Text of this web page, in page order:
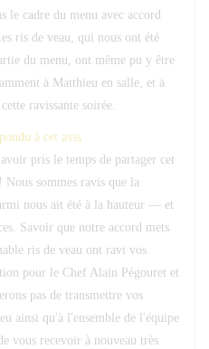
le cadre du menu avec accord
ris de veau, qui nous ont été
du menu, ont même pu y être
à Matthieu en salle, et à
ravissante soirée.
à cet avis
pris le temps de partager cet
Nous sommes ravis que la
nous ait été à la hauteur — et
Savoir que notre accord mets
ris de veau ont ravi vos
pour le Chef Alain Pégouret et
pas de transmettre vos
ainsi qu'à l'ensemble de l'équipe
vous recevoir à nouveau très